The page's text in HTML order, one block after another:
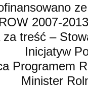
2007-
treść –
Inicjatyw
Programem
Minister